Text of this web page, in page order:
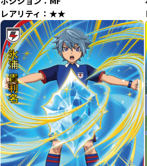
レアリティ：★★